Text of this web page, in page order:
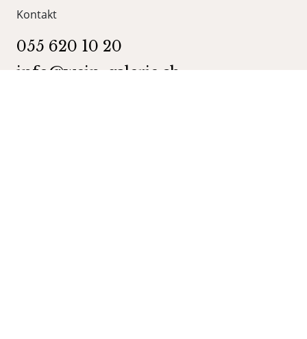
Kontakt
055 620 10 20
info@wein-galerie.ch